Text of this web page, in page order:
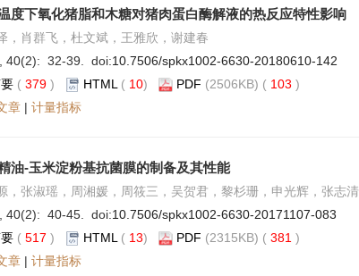
度下氧化猪脂和木糖对猪肉蛋白酶解液的热反应特性影响
，肖群飞，杜文斌，王雅欣，谢建春
40(2): 32-39. doi:10.7506/spkx1002-6630-20180610-142
( 379 ) HTML ( 10) PDF (2506KB) ( 103 )
章 | 计量指标
油-玉米淀粉基抗菌膜的制备及其性能
，张淑瑶，周湘媛，周筱三，吴贺君，黎杉珊，申光辉，张志清
40(2): 40-45. doi:10.7506/spkx1002-6630-20171107-083
( 517 ) HTML ( 13) PDF (2315KB) ( 381 )
章 | 计量指标